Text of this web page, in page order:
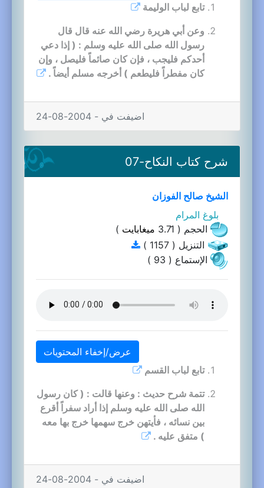
تابع لباب الوليمة
وعن أبي هريرة رضي الله عنه قال قال
رسول الله صلى الله عليه وسلم : ( إذا دعي
أحدكم فليجب ، فإن كان صائماً فليصل ، وإن
كان مفطراً فليطعم ) أخرجه مسلم أيضاً .
اضيفت في - 2004-08-24
شرح كتاب النكاح-07
الشيخ صالح الفوزان
بلوغ المرام
الحجم ( 3.71
ميغابايت )
التنزيل ( 1157 )
الإستماع ( 93 )
عرض/إخفاء المحتويات
تابع لباب القسم
تتمة شرح حديث : وعنها قالت : ( كان رسول
الله صلى الله عليه وسلم إذا أراد سفراً أقرع
بين نسائه ، فأيتهن خرج سهمها خرج بها معه
) متفق عليه .
اضيفت في - 2004-08-24